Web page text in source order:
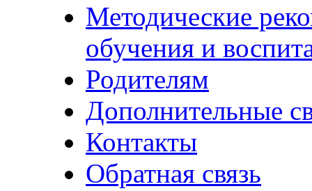
Методические
обучения и
Родителям
Дополнительные
Контакты
Обратная связь